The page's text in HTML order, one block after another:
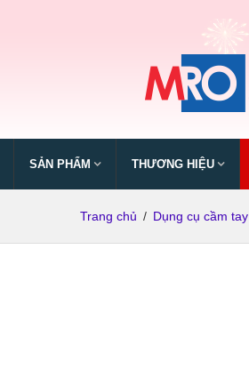
SẢN PHẨM THƯƠNG HIỆU
Trang chủ / Dụng cụ cầm tay